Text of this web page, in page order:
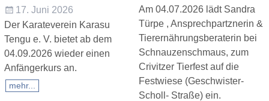
17. Juni 2026
Der Karateverein Karasu
Tengu e. V. bietet ab dem
04.09.2026 wieder einen
Anfängerkurs an.
mehr...
Am 04.07.2026 lädt Sandra
Türpe , Ansprechpartznerin &
Tierernährungsberaterin bei
Schnauzenschmaus, zum
Crivitzer Tierfest auf die
Festwiese (Geschwister-
Scholl- Straße) ein.